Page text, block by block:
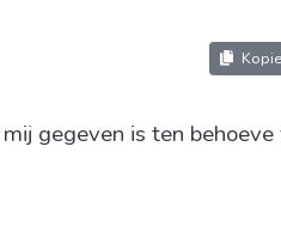
gegeven is ten behoeve